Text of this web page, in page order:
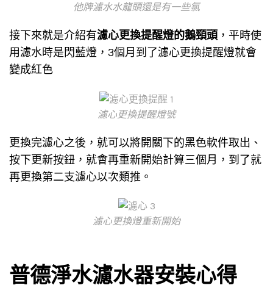
他牌濾水水龍頭還是有一些氯
接下來就是介紹有濾心更換提醒燈的鵝頸頭 ，平時使
用濾水時是閃藍燈，3個月到了濾心更換提醒燈就會
變成紅色
濾心更換提醒燈號
更換完濾心之後，就可以將開關下的黑色軟件取出、
按下更新按鈕，就會再重新開始計算三個月，到了就
再更換第二支濾心以次類推。
濾心更換燈重新開始
普德淨水濾水器安裝心得